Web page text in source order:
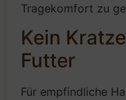
Tragekomfort zu
Kein
Futter
Für empfindliche